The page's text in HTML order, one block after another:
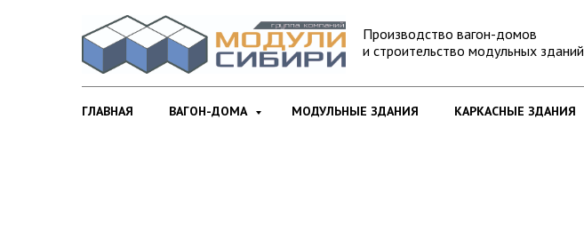
Производство вагон-домов
и строительство модульных зданий
ГЛАВНАЯ ВАГОН-ДОМА МОДУЛЬНЫЕ ЗДАНИЯ КАРКАСНЫЕ ЗДАНИЯ